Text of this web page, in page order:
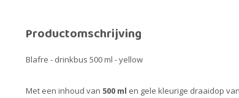
Productomschrijving
Blafre - drinkbus 500 ml - yellow
Met een inhoud van 500 ml en gele kleurige draaidop